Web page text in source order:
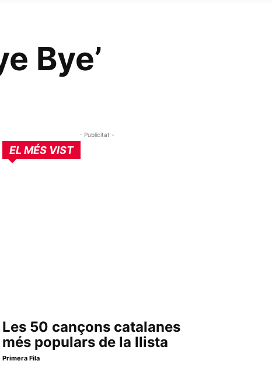
Bye’
- Publicitat -
EL MÉS VIST
Les 50 cançons catalanes
més populars de la llista
Primera Fila